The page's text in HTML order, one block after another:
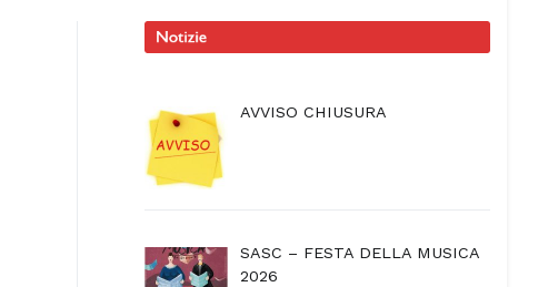
AVVISO CHIUSURA
SASC – FESTA DELLA MUSICA
2026